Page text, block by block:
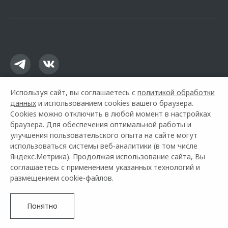
Горячая линия OMODA: +7 (495) 933-40-33
Используя сайт, вы соглашаетесь с политикой обработки
данных и использованием cookies вашего браузера.
Cookies можно отключить в любой момент в настройках
браузера. Для обеспечения оптимальной работы и
улучшения пользовательского опыта на сайте могут
использоваться системы веб-аналитики (в том числе
Яндекс.Метрика). Продолжая использование сайта, Вы
соглашаетесь с применением указанных технологий и
размещением cookie-файлов.
Понятно